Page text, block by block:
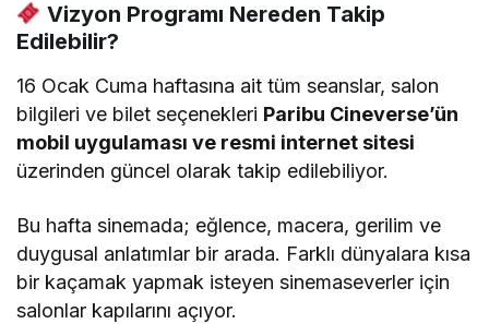
Vizyon Programı Nereden Takip
Edilebilir?
16 Ocak Cuma haftasına ait tüm seanslar, salon
bilgileri ve bilet seçenekleri Paribu Cineverse’ün
mobil uygulaması ve resmi internet sitesi
üzerinden güncel olarak takip edilebiliyor.
Bu hafta sinemada; eğlence, macera, gerilim ve
duygusal anlatımlar bir arada. Farklı dünyalara kısa
bir kaçamak yapmak isteyen sinemaseverler için
salonlar kapılarını açıyor.